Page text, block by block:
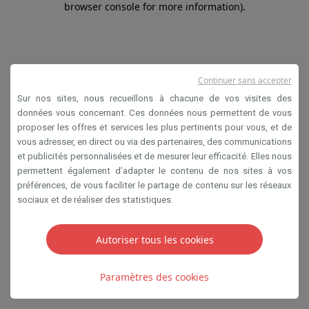
browser console for more information).
Sur nos sites, nous recueillons à chacune de vos visites des
données vous concernant. Ces données nous permettent de vous
proposer les offres et services les plus pertinents pour vous, et de
vous adresser, en direct ou via des partenaires, des communications
et publicités personnalisées et de mesurer leur efficacité. Elles nous
permettent également d’adapter le contenu de nos sites à vos
préférences, de vous faciliter le partage de contenu sur les réseaux
sociaux et de réaliser des statistiques.
Autoriser tous les cookies
Paramètres des cookies
Continuer sans accepter